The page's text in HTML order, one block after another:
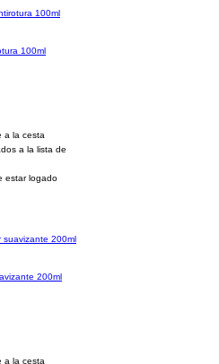
100ml
a la cesta
a la lista de
estar logado
200ml
a la cesta